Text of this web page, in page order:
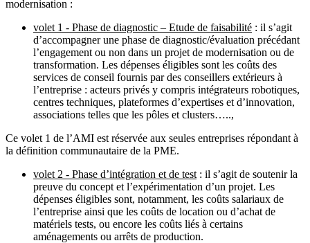
modernisation :
volet 1 - Phase de diagnostic – Etude de faisabilité : il s’agit
d’accompagner une phase de diagnostic/évaluation précédant
l’engagement ou non dans un projet de modernisation ou de
transformation. Les dépenses éligibles sont les coûts des
services de conseil fournis par des conseillers extérieurs à
l’entreprise : acteurs privés y compris intégrateurs robotiques,
centres techniques, plateformes d’expertises et d’innovation,
associations telles que les pôles et clusters…..,
Ce volet 1 de l’AMI est réservée aux seules entreprises répondant à
la définition communautaire de la PME.
volet 2 - Phase d’intégration et de test : il s’agit de soutenir la
preuve du concept et l’expérimentation d’un projet. Les
dépenses éligibles sont, notamment, les coûts salariaux de
l’entreprise ainsi que les coûts de location ou d’achat de
matériels tests, ou encore les coûts liés à certains
aménagements ou arrêts de production.